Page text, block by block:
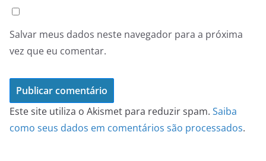
Salvar meus dados neste navegador para a próxima
vez que eu comentar.
Este site utiliza o Akismet para reduzir spam. Saiba
como seus dados em comentários são processados.